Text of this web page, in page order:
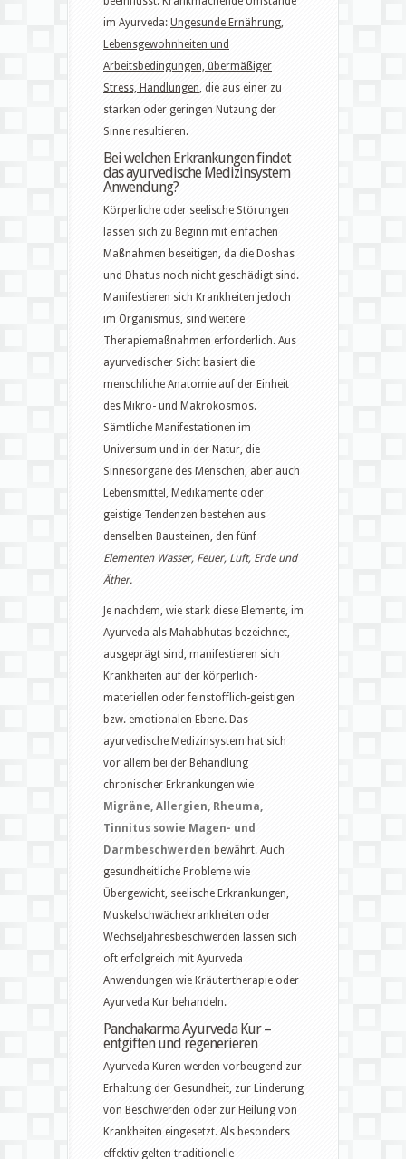
im Ayurveda: Ungesunde Ernährung,
Lebensgewohnheiten und
Arbeitsbedingungen, übermäßiger
Stress, Handlungen, die aus einer zu
starken oder geringen Nutzung der
Sinne resultieren.
Bei welchen Erkrankungen findet
das ayurvedische Medizinsystem
Anwendung?
Körperliche oder seelische Störungen
lassen sich zu Beginn mit einfachen
Maßnahmen beseitigen, da die Doshas
und Dhatus noch nicht geschädigt sind.
Manifestieren sich Krankheiten jedoch
im Organismus, sind weitere
Therapiemaßnahmen erforderlich. Aus
ayurvedischer Sicht basiert die
menschliche Anatomie auf der Einheit
des Mikro- und Makrokosmos.
Sämtliche Manifestationen im
Universum und in der Natur, die
Sinnesorgane des Menschen, aber auch
Lebensmittel, Medikamente oder
geistige Tendenzen bestehen aus
denselben Bausteinen, den fünf
Elementen Wasser, Feuer, Luft, Erde und
Äther.
Je nachdem, wie stark diese Elemente, im
Ayurveda als Mahabhutas bezeichnet,
ausgeprägt sind, manifestieren sich
Krankheiten auf der körperlich-
materiellen oder feinstofflich-geistigen
bzw. emotionalen Ebene. Das
ayurvedische Medizinsystem hat sich
vor allem bei der Behandlung
chronischer Erkrankungen wie
Migräne, Allergien, Rheuma,
Tinnitus sowie Magen- und
Darmbeschwerden bewährt. Auch
gesundheitliche Probleme wie
Übergewicht, seelische Erkrankungen,
Muskelschwächekrankheiten oder
Wechseljahresbeschwerden lassen sich
oft erfolgreich mit Ayurveda
Anwendungen wie Kräutertherapie oder
Ayurveda Kur behandeln.
Panchakarma Ayurveda Kur –
entgiften und regenerieren
Ayurveda Kuren werden vorbeugend zur
Erhaltung der Gesundheit, zur Linderung
von Beschwerden oder zur Heilung von
Krankheiten eingesetzt. Als besonders
effektiv gelten traditionelle